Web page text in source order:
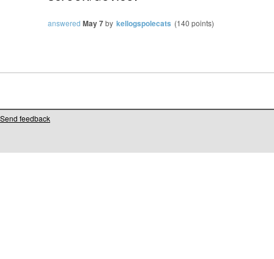
answered May 7by kellogspolecats (140 points)
Send feedback